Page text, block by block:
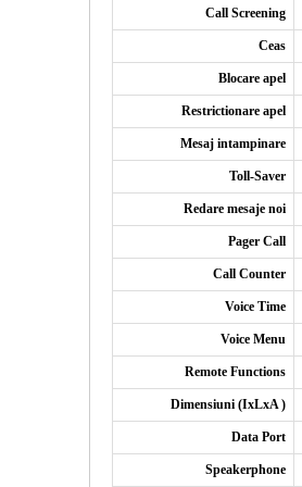
Call Screening
Ceas
Blocare apel
Restrictionare apel
Mesaj intampinare
Toll-Saver
Redare mesaje noi
Pager Call
Call Counter
Voice Time
Voice Menu
Remote Functions
Dimensiuni (IxLxA )
Data Port
Speakerphone